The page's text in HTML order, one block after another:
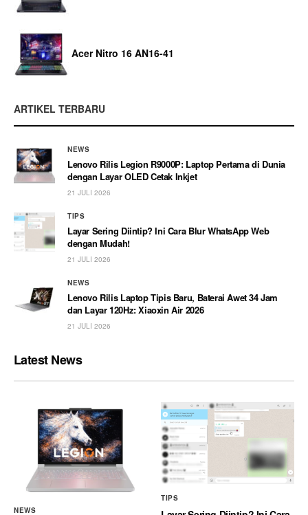
Acer Nitro 16 AN16-41
ARTIKEL TERBARU
NEWS
Lenovo Rilis Legion R9000P: Laptop Pertama di Dunia
dengan Layar OLED Cetak Inkjet
21 JULI 2026
TIPS
Layar Sering Diintip? Ini Cara Blur WhatsApp Web
dengan Mudah!
21 JULI 2026
NEWS
Lenovo Rilis Laptop Tipis Baru, Baterai Awet 34 Jam
dan Layar 120Hz: Xiaoxin Air 2026
21 JULI 2026
Latest News
NEWS
TIPS